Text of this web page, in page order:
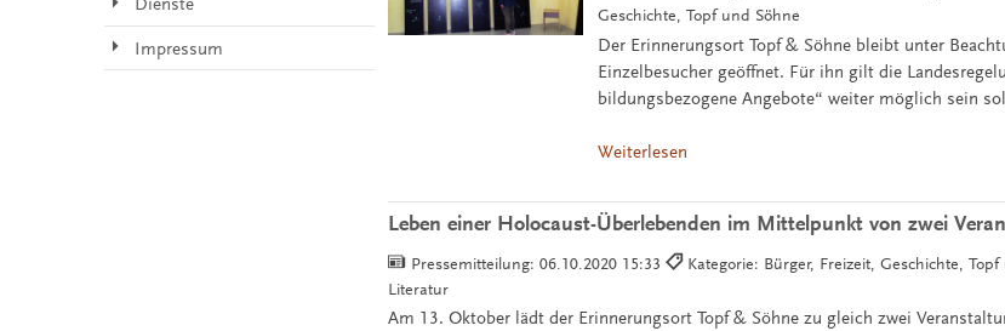
Geschichte, Topf und Söhne
Der Erinnerungsort Topf & Söhne bleibt unter
Einzelbesucher geöffnet. Für ihn gilt die
bildungsbezogene Angebote“ weiter möglich sein
Weiterlesen
Leben einer Holocaust-Überlebenden im Mittelpunkt von zwei
Pressemitteilung: 06.10.2020 15:33
Kategorie: Bürger, Freizeit, Geschichte,
Literatur
Am 13. Oktober lädt der Erinnerungsort Topf & Söhne zu gleich zwei
Impressum